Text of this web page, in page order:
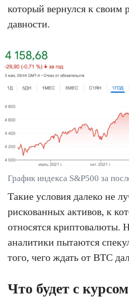
который вернулся к своим
давности.
График индекса S&P500 за
Такие условия далеко не
рискованных активов, к
относятся криптовалюты.
аналитики пытаются
того, чего ждать от BTC
Что будет с